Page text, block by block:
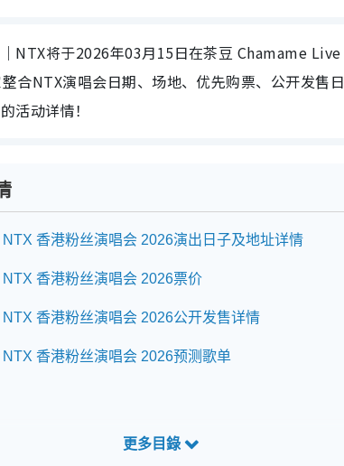
NTX将于2026年03月15日在茶豆 Chamame
合NTX演唱会日期、场地、优先购票、公开发售
活动详情！
NTX 香港粉丝演唱会 2026演出日子及地址详情
香港粉丝演唱会 2026票价
香港粉丝演唱会 2026公开发售详情
香港粉丝演唱会 2026预测歌单